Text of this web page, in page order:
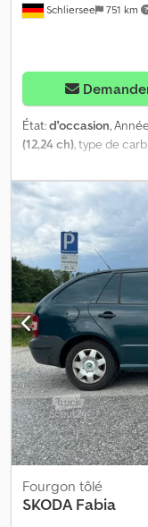
Schliersee 751 km
État:d'occasion,
(12,24 ch), type de
totale:1 660 mm,
mm, Carrosserie
difficile, pire à chaud
démarreur défectueux,
contacter par
immatriculé en
des professionnels ou
particulier sous
dessus sont données
modifiées. Nous nous
de procéder à des
Fourgon tôlé
SKODA Fabia